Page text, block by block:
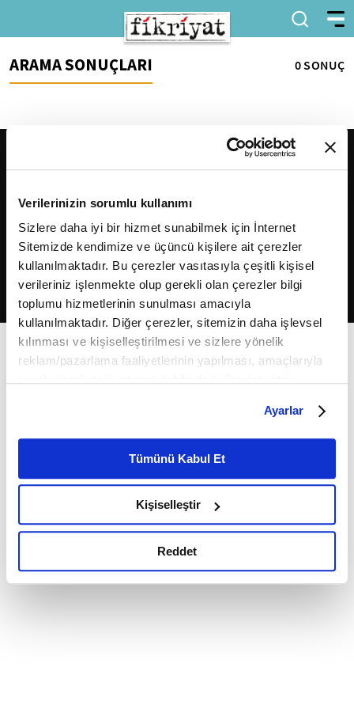
Verilerinizin sorumlu kullanımı
Sizlere daha iyi bir hizmet sunabilmek için İnternet
Sitemizde kendimize ve üçüncü kişilere ait çerezler
kullanılmaktadır. Bu çerezler vasıtasıyla çeşitli kişisel
verileriniz işlenmekte olup gerekli olan çerezler bilgi
toplumu hizmetlerinin sunulması amacıyla
kullanılmaktadır. Diğer çerezler, sitemizin daha işlevsel
kılınması ve kişiselleştirilmesi ve sizlere yönelik
reklam/pazarlama faaliyetlerinin yapılması, amaçlarıyla
belirleyebilirsiniz. Çerezlere ilişkin detaylı bilgi için
Ayarlar butonuna tıklayabilir,Çerez Bilgilendirme
Metnimizi ziyaret edebilirsiniz.
6698 sayılı Kişisel Verilerin Korunması Kanunu uyarınca
okumak ve sitemizi ziyaretiniz kapsamında
gerçekleştirilen veri işleme faaliyetleri ile ilgili daha
detaylı bilgi almak için lütfentıklayınız.
Ayarlar
Tümünü Kabul Et
Kişiselleştir
Reddet
ARAMA SONUÇLARI 0 SONUÇ
2026Fikriyat. Tüm hakları saklıdır.